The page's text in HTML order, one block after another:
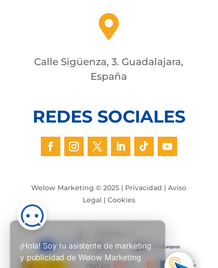

Calle Sigüenza, 3. Guadalajara,
España
REDES SOCIALES
Welow Marketing © 2025 | Privacidad |Aviso
Legal | Cookies
¡Hola! Soy tu asistente de marketing
y publicidad de Welow Marketing